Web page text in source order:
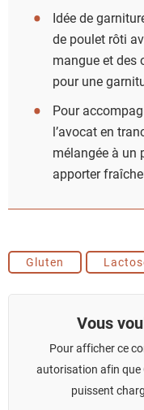
Idée de
de poulet rôti
mangue et des
pour une
Pour
l’avocat en
mélangée à un
apporter
Gluten
Vous
Pour afficher ce
autorisation afin que
puissent